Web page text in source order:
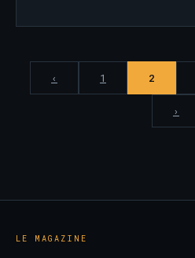
‹ 1 2
›
LE MAGAZINE